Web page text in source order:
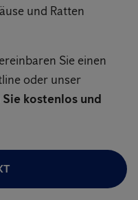
und Ratten
Sie einen
oder unser
kostenlos und